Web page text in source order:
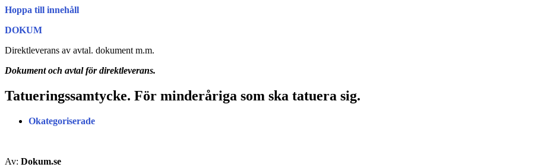
Hoppa till innehåll
DOKUM
Direktleverans av avtal. dokument m.m.
Dokument och avtal för direktleverans.
Tatueringssamtycke. För minderåriga som ska tatuera sig.
Okategoriserade
Av: Dokum.se